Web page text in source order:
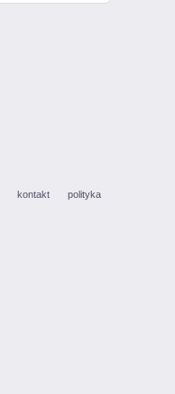
kontakt polityka